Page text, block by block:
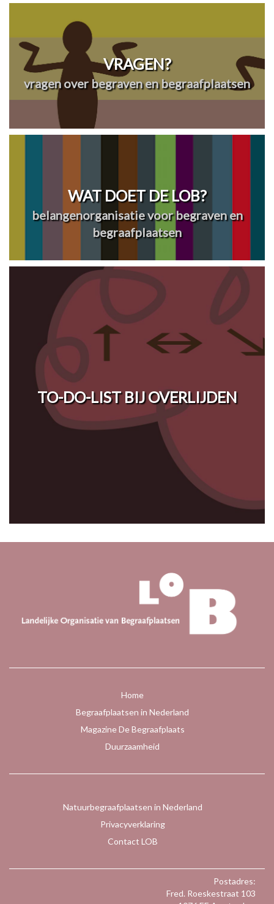
VRAGEN?
vragen over begraven en begraafplaatsen
WAT DOET DE LOB?
belangenorganisatie voor begraven en
begraafplaatsen
TO-DO-LIST BIJ OVERLIJDEN
Home
Begraafplaatsen in Nederland
Magazine De Begraafplaats
Duurzaamheid
Natuurbegraafplaatsen in Nederland
Privacyverklaring
Contact LOB
Postadres:
Fred. Roeskestraat 103